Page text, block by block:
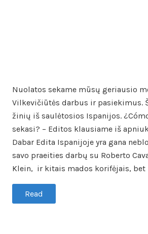
Nuolatos sekame mūsų geriausio
Vilkevičiūtės darbus ir pasiekimus.
žinių iš saulėtosios Ispanijos.
sekasi? – Editos klausiame iš
Dabar Edita Ispanijoje yra gana
savo praeities darbų su Roberto
Klein, ir kitais mados korifėjais, bet
Read